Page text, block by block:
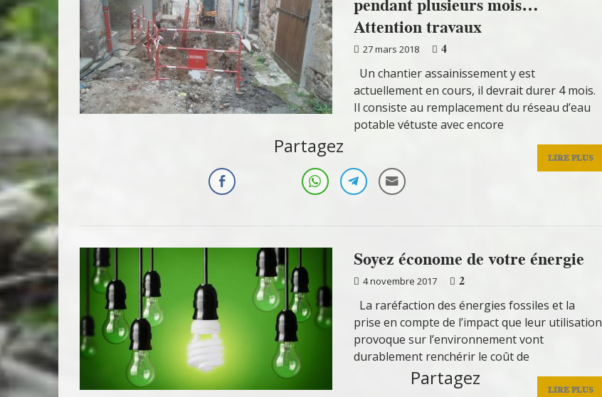
pendant plusieurs mois…
Attention travaux
27 mars 2018
4
‌Un chantier assainissement y est
actuellement en cours, il devrait durer 4 mois.
Il consiste au remplacement du réseau d’eau
potable vétuste avec encore
LIRE PLUS
Partagez
Soyez économe de votre énergie
4 novembre 2017
2
La raréfaction des énergies fossiles et la
prise en compte de l’impact que leur utilisation
provoque sur l’environnement vont
durablement renchérir le coût de
LIRE PLUS
Partagez